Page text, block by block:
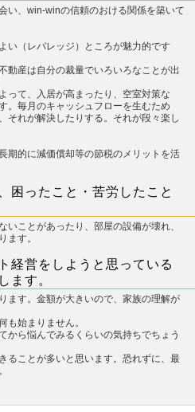
い、win-winの信頼のおける関係を築いて
い（レバレッジ）ところが魅力的です
動産は自分の裁量でいろいろなことが出
って、入居が高まったり、空室対策な
。毎月のキャッシュフローを生むため
それが解決したりする。それが段々楽し
期的に減価償却等の節税のメリットを活
困ったこと・苦労したこと
ことがあったり、部屋の設備が壊れ、
ます。
経営をしようと思っている
ます。
ます。金額が大きいので、家族の理解が
も始まりません。
から悩んでみるくらいの気持ちでちょう
ることが多いと思います。恐れずに、最